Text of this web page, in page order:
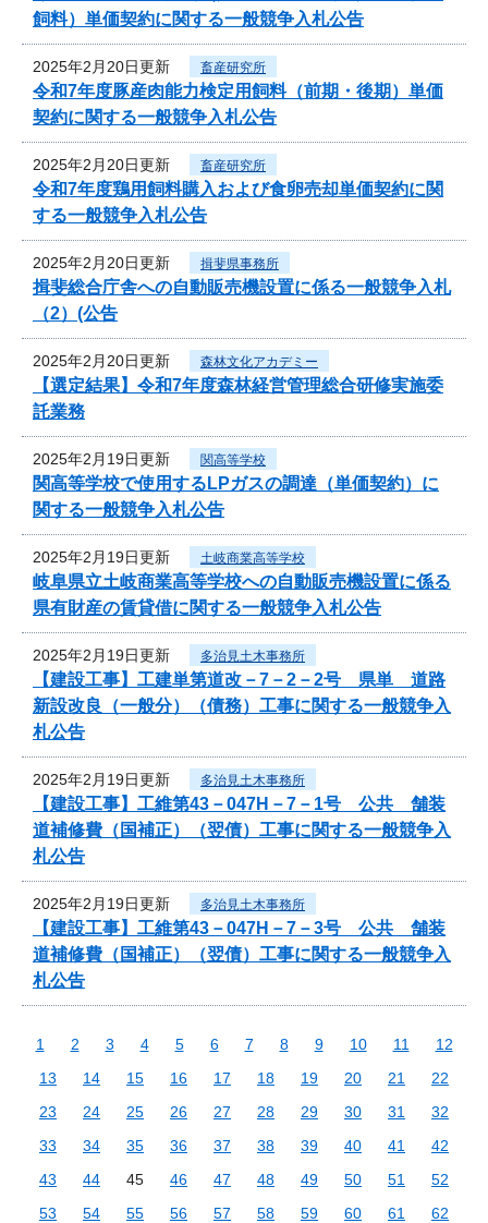
飼料）単価契約に関する一般競争入札公告
2025年2月20日更新 畜産研究所
令和7年度豚産肉能力検定用飼料（前期・後期）単価
契約に関する一般競争入札公告
2025年2月20日更新 畜産研究所
令和7年度鶏用飼料購入および食卵売却単価契約に関
する一般競争入札公告
2025年2月20日更新 揖斐県事務所
揖斐総合庁舎への自動販売機設置に係る一般競争入札
（2）(公告
2025年2月20日更新 森林文化アカデミー
【選定結果】令和7年度森林経営管理総合研修実施委
託業務
2025年2月19日更新 関高等学校
関高等学校で使用するLPガスの調達（単価契約）に
関する一般競争入札公告
2025年2月19日更新 土岐商業高等学校
岐阜県立土岐商業高等学校への自動販売機設置に係る
県有財産の賃貸借に関する一般競争入札公告
2025年2月19日更新 多治見土木事務所
【建設工事】工建単第道改－7－2－2号 県単 道路
新設改良（一般分）（債務）工事に関する一般競争入
札公告
2025年2月19日更新 多治見土木事務所
【建設工事】工維第43－047H－7－1号 公共 舗装
道補修費（国補正）（翌債）工事に関する一般競争入
札公告
2025年2月19日更新 多治見土木事務所
【建設工事】工維第43－047H－7－3号 公共 舗装
道補修費（国補正）（翌債）工事に関する一般競争入
札公告
1 2 3 4 5 6 7 8 9 10 11
12
13
14 15 16 17 18 19 20 21
22
23
24 25 26 27 28 29 30 31
32
33
34 35 36 37 38 39 40 41
42
43
44 45 46 47 48 49 50 51
52
53
54 55 56 57 58 59 60 61
62